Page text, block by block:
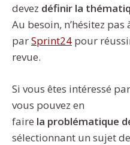
devez définir la
Au besoin, n’hésitez
parSprint24 pour
revue.
Si vous êtes intéressé
vous pouvez en
faire la problématique
sélectionnant un sujet